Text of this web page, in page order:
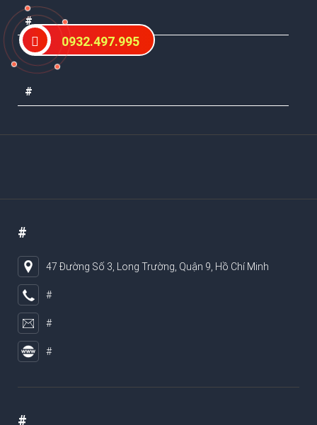
#
#
#
47 Đường Số 3, Long Trường, Quận 9, Hồ Chí Minh
#
#
#
#
0932.497.995